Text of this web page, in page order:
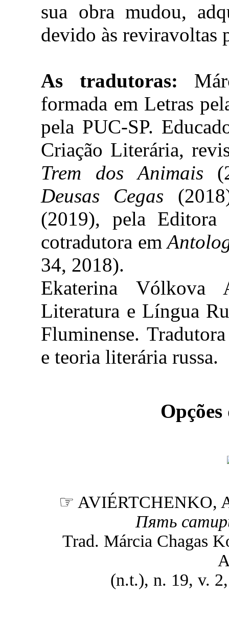
sua obra mudou,
devido às reviravoltas
As tradutoras:
formada em Letras
pela PUC-SP.
Criação Literária,
Trem dos Animais
Deusas Cegas
(2019), pela
cotradutora em
34, 2018).
Ekaterina Vólkova
Literatura e Língua
Fluminense.
e teoria literária russa.
☞ AVIÉRTCHENKO,
Пять
Trad. Márcia Chagas
(n.t.), n. 19, v.